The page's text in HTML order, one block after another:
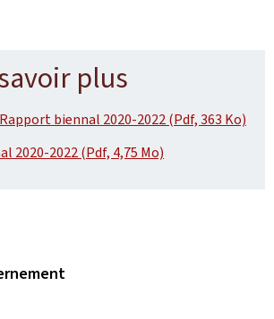
plus
biennal 2020-2022 (Pdf, 363 Ko)
2020-2022 (Pdf, 4,75 Mo)